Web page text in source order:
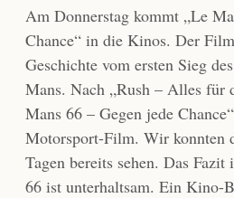
Am Donnerstag kommt „Le
Chance“ in die Kinos. Der
Geschichte vom ersten Sieg
Mans. Nach „Rush – Alles für
Mans 66 – Gegen jede
Motorsport-Film. Wir konnten
Tagen bereits sehen. Das
66 ist unterhaltsam. Ein Kino-